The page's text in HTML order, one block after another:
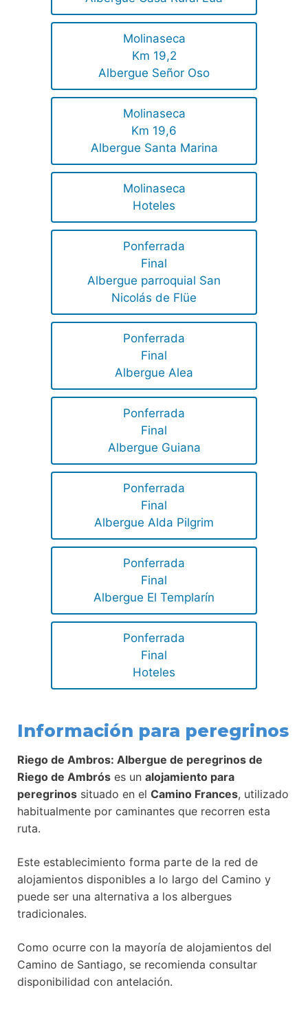
Molinaseca
Km 19,2
Albergue Señor Oso
Molinaseca
Km 19,6
Albergue Santa Marina
Molinaseca
Hoteles
Ponferrada
Final
Albergue parroquial San
Nicolás de Flüe
Ponferrada
Final
Albergue Alea
Ponferrada
Final
Albergue Guiana
Ponferrada
Final
Albergue Alda Pilgrim
Ponferrada
Final
Albergue El Templarín
Ponferrada
Final
Hoteles
Información para peregrinos
Riego de Ambros: Albergue de peregrinos de
Riego de Ambrós es un alojamiento para
peregrinos situado en el Camino Frances, utilizado
habitualmente por caminantes que recorren esta
ruta.
Este establecimiento forma parte de la red de
alojamientos disponibles a lo largo del Camino y
puede ser una alternativa a los albergues
tradicionales.
Como ocurre con la mayoría de alojamientos del
Camino de Santiago, se recomienda consultar
disponibilidad con antelación.